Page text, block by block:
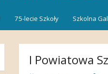
75-lecie Szkoły Szkolna
I Powiatowa